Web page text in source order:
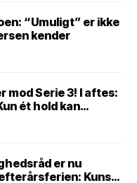
“Umuligt” er ikke
kender
mod Serie 3! I aftes:
ét hold kan
kamp venter! Alle
og støt!
er nu
Kunst